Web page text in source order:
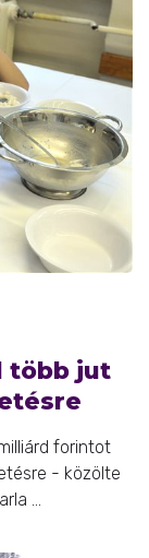
több jut
forintot
- közölte
...